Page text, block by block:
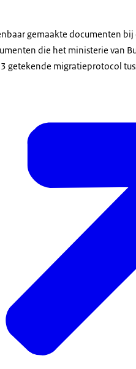
gemaakte documenten bij
die het ministerie van
getekende migratieprotocol